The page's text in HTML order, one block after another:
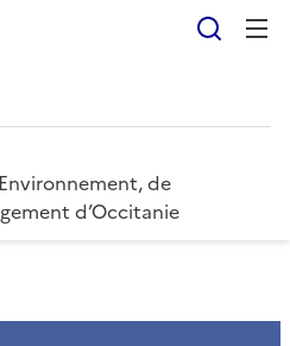
de
d’Occitanie